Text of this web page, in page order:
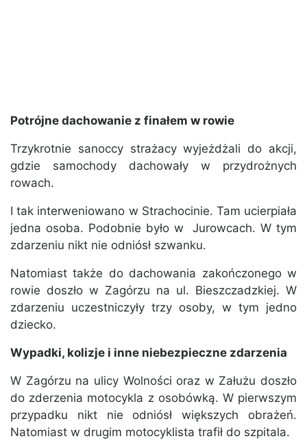
Potrójne dachowanie z finałem w rowie
Trzykrotnie sanoccy strażacy wyjeżdżali do akcji,
gdzie samochody dachowały w przydrożnych
rowach.
I tak interweniowano w Strachocinie. Tam ucierpiała
jedna osoba. Podobnie było w Jurowcach. W tym
zdarzeniu nikt nie odniósł szwanku.
Natomiast także do dachowania zakończonego w
rowie doszło w Zagórzu na ul. Bieszczadzkiej. W
zdarzeniu uczestniczyły trzy osoby, w tym jedno
dziecko.
Wypadki, kolizje i inne niebezpieczne zdarzenia
W Zagórzu na ulicy Wolności oraz w Załużu doszło
do zderzenia motocykla z osobówką. W pierwszym
przypadku nikt nie odniósł większych obrażeń.
Natomiast w drugim motocyklista trafił do szpitala.